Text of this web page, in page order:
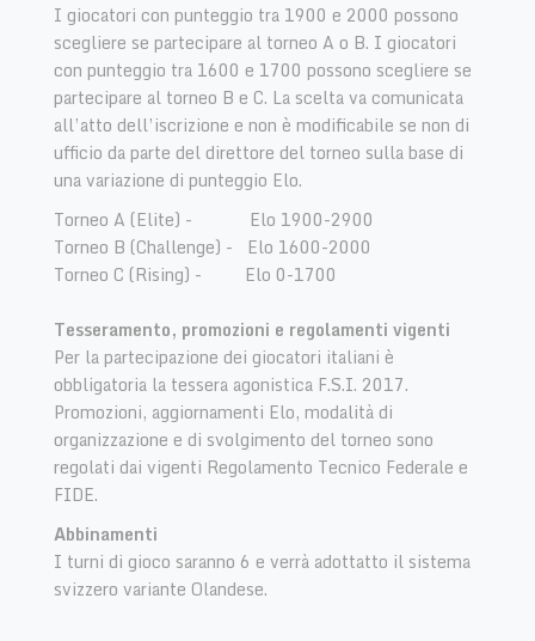
I giocatori con punteggio tra 1900 e 2000 possono
scegliere se partecipare al torneo A o B. I giocatori
con punteggio tra 1600 e 1700 possono scegliere se
partecipare al torneo B e C. La scelta va comunicata
all’atto dell’iscrizione e non è modificabile se non di
ufficio da parte del direttore del torneo sulla base di
una variazione di punteggio Elo.
Torneo A (Elite) - Elo 1900-2900
Torneo B (Challenge) - Elo 1600-2000
Torneo C (Rising) - Elo 0-1700
Tesseramento, promozioni e regolamenti vigenti
Per la partecipazione dei giocatori italiani è
obbligatoria la tessera agonistica F.S.I. 2017.
Promozioni, aggiornamenti Elo, modalità di
organizzazione e di svolgimento del torneo sono
regolati dai vigenti Regolamento Tecnico Federale e
FIDE.
Abbinamenti
I turni di gioco saranno 6 e verrà adottatto il sistema
svizzero variante Olandese.